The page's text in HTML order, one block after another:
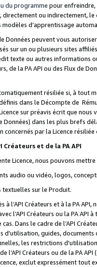
du programme pour
directement ou indirectement,
d’apprentissage
de Données peuvent vous
sur un ou plusieurs sites
texte ou autres informations
de la PA API ou des Flux de
résiliée si, à
dans le Décompte de
sur préavis écrit que
Données) dans les plus
concernés par la Licence
et de la PA API
Licence, nous pouvons
audio ou vidéo, logos,
textuelles sur le Produit.
à l’API Créateurs et à la PA
l’API Créateurs ou la PA
Dans le cadre de l’API
d'utilisation, guides,
les restrictions
l’API Créateurs ou de la PA
exclut expressément tout